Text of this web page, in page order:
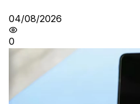
04/08/2026
0